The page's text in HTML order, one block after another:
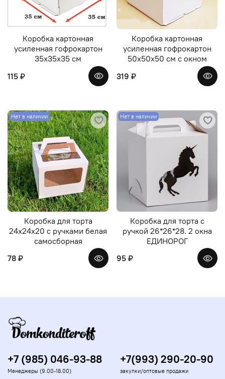
Коробка картонная
усиленная гофрокартон
35х35х35 см
115 ₽
Коробка картонная
усиленная гофрокартон
50х50х50 см с окном
319 ₽
Нет в наличии
Коробка для торта
24х24х20 с ручками белая
самосборная
78 ₽
Нет в наличии
Коробка для торта с
ручкой 26*26*28. 2 окна
ЕДИНОРОГ
95 ₽
+7 (985) 046-93-88
Менеджеры (9.00-18.00)
+7(993) 290-20-90
закупки/оптовые продажи